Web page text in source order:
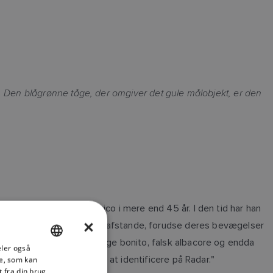
blågrønne tåge, der omgiver det gule målobjekt, er den
fra Cape Cod til Mexico i mere end 45 år. I den tid har han
spore fugle på lange afstande, forudse deres bevægelser
stor held med at fange bonito, falsk albacore og endda
her og er lette at identificere på Radar."
×
også
som kan